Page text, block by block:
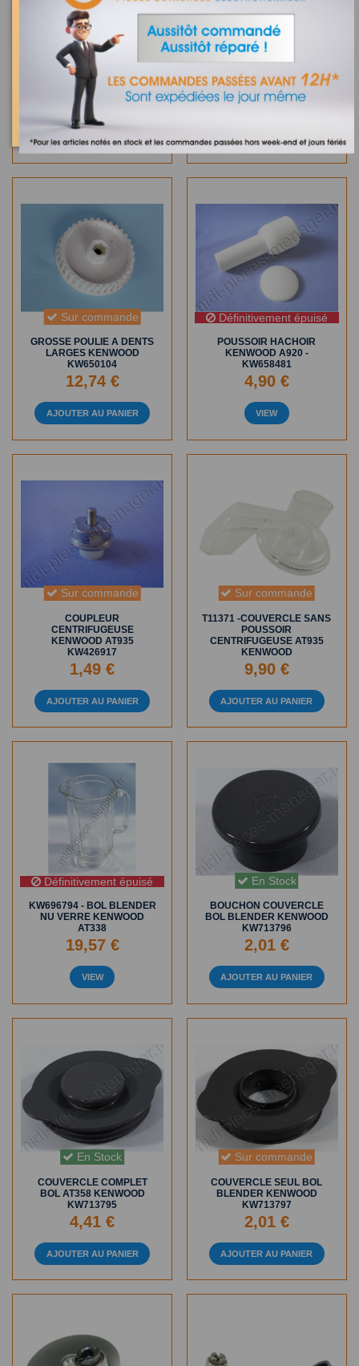
Sur commande
CHARBON MOTEUR
KENWOOD KW660018
18,76 €
AJOUTER AU PANIER
Sur commande
JOINT X3 KENWOOD
KW650180
2,31 €
AJOUTER AU PANIER
Sur commande
GROSSE POULIE A DENTS
LARGES KENWOOD
KW650104
12,74 €
AJOUTER AU PANIER
Définitivement épuisé
POUSSOIR HACHOIR
KENWOOD A920 -
KW658481
4,90 €
VIEW
Sur commande
COUPLEUR
CENTRIFUGEUSE
KENWOOD AT935
KW426917
1,49 €
AJOUTER AU PANIER
Sur commande
T11371 -COUVERCLE SANS
POUSSOIR
CENTRIFUGEUSE AT935
KENWOOD
9,90 €
AJOUTER AU PANIER
Définitivement épuisé
KW696794 - BOL BLENDER
NU VERRE KENWOOD
AT338
19,57 €
VIEW
En Stock
BOUCHON COUVERCLE
BOL BLENDER KENWOOD
KW713796
2,01 €
AJOUTER AU PANIER
En Stock
COUVERCLE COMPLET
BOL AT358 KENWOOD
KW713795
4,41 €
AJOUTER AU PANIER
Sur commande
COUVERCLE SEUL BOL
BLENDER KENWOOD
KW713797
2,01 €
AJOUTER AU PANIER